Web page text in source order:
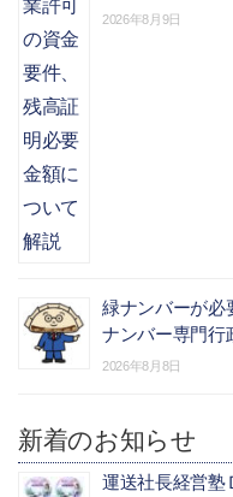
2026年8月9日
緑ナンバーが必
ナンバー専門行
2026年8月8日
新着のお知らせ
運送社長経営塾